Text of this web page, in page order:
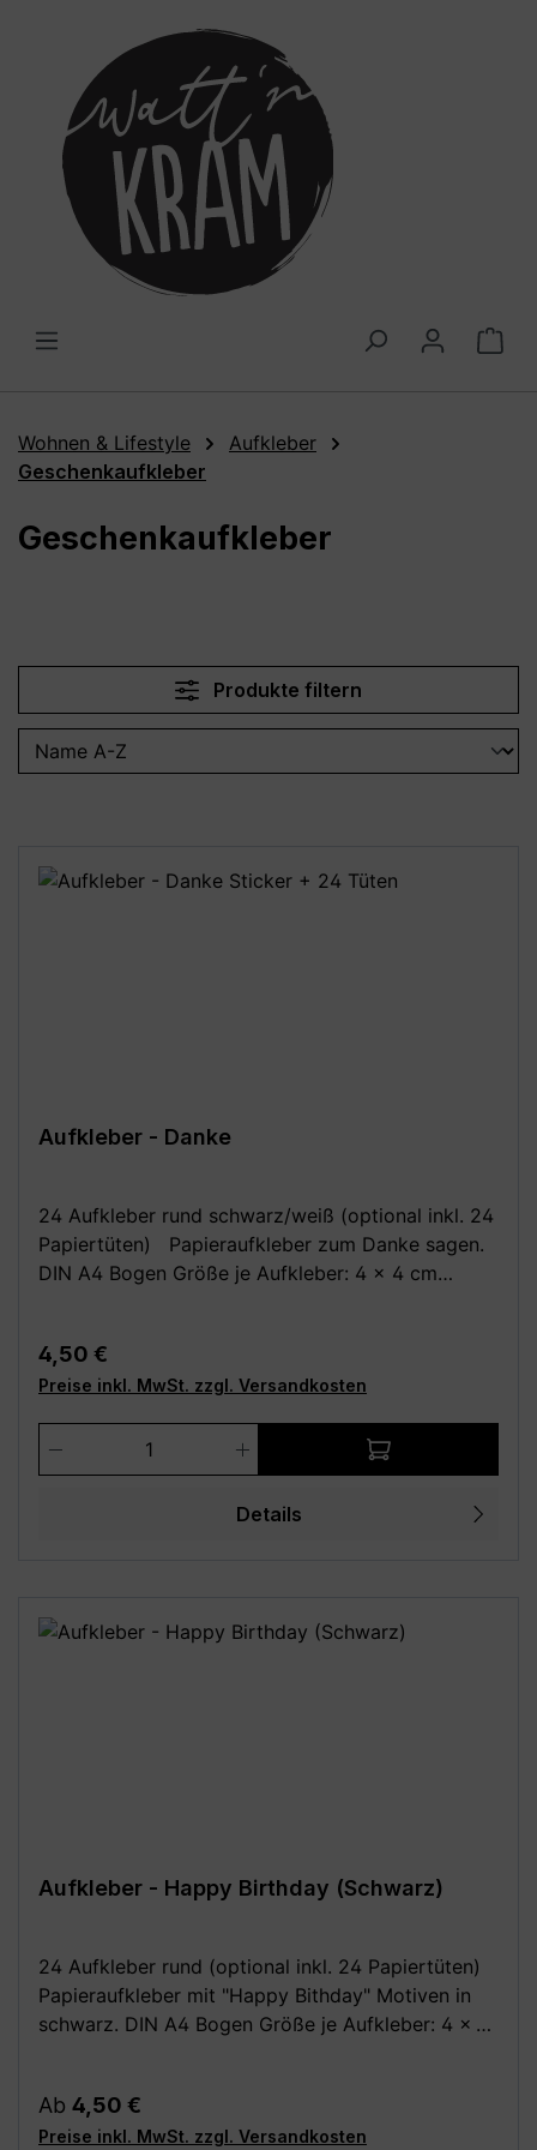
Wohnen & Lifestyle
Aufkleber
Geschenkaufkleber
Geschenkaufkleber
Produkte filtern
Aufkleber - Danke
24 Aufkleber rund schwarz/weiß (optional inkl. 24
Papiertüten) Papieraufkleber zum Danke sagen.
DIN A4 Bogen Größe je Aufkleber: 4 x 4 cm
0,5 kg) aus Natron, außen leicht beschichtet Deine
Vorteile: - Kauf direkt vom Hersteller (Made in
Germany) - Einfach und schnell anzubringen
Achtung: Da alle unsere Bilder Fotomontagen sind,
wird das Motiv evtl. nicht in der richtigen Größe
angezeigt! Die Fotomontagen dienen
Regulärer Preis:
4,50 €
Preise inkl. MwSt. zzgl. Versandkosten
Produkt Anzahl: Gib den
Details
Aufkleber - Happy Birthday (Schwarz)
24 Aufkleber rund (optional inkl. 24 Papiertüten)
Papieraufkleber mit "Happy Bithday" Motiven in
schwarz. DIN A4 Bogen Größe je Aufkleber: 4 x 4
0,5 kg) aus Natron, außen leicht beschichtet Deine
Vorteile: - Kauf direkt vom Hersteller (Made in
Regulärer Preis:
Ab 4,50 €
Preise inkl. MwSt. zzgl. Versandkosten